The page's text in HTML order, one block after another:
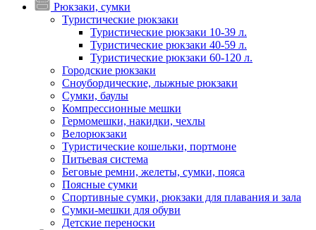
Рюкзаки, сумки
Туристические рюкзаки
Туристические рюкзаки 10-39 л.
Туристические рюкзаки 40-59 л.
Туристические рюкзаки 60-120 л.
Городские рюкзаки
Сноубордические, лыжные рюкзаки
Сумки, баулы
Компрессионные мешки
Гермомешки, накидки, чехлы
Велорюкзаки
Туристические кошельки, портмоне
Питьевая система
Беговые ремни, желеты, сумки, пояса
Поясные сумки
Спортивные сумки, рюкзаки для плавания и зала
Сумки-мешки для обуви
Детские переноски